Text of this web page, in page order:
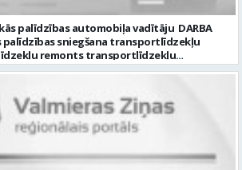
automobiļa vadītāju DARBA
palīdzības sniegšana transportlīdzekļu
remonts transportlīdzekļu
PRASĪBAS PRETENDENTIEM:
apliecība vēlama D, CE kategorijas
pieredze vismaz 2 gadi labas saskarsmes
pieredze transportlīdzekļu remontu
PIEDĀVĀ: darbu stabilā uzņēmumā darba
(pirms nodokļu nomaksas) darba laiku pēc
2.dežūra 08.00 – 21.00. pilnas sociālās